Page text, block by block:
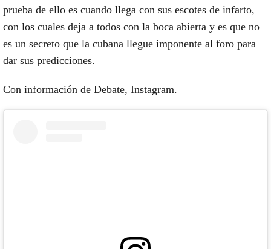
prueba de ello es cuando llega con sus escotes de infarto,
con los cuales deja a todos con la boca abierta y es que no
es un secreto que la cubana llegue imponente al foro para
dar sus predicciones.
Con información de Debate, Instagram.